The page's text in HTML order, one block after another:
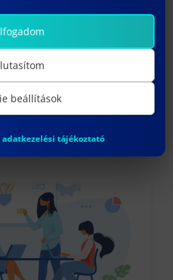
beállítások
tájékoztató